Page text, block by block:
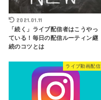
2021.01.11
「続く」ライブ配信者はこうやっ
ている！毎日の配信ルーティン継
続のコツとは
ライブ動画配信